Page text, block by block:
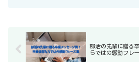
部活の先輩に贈る
らではの感動フレ